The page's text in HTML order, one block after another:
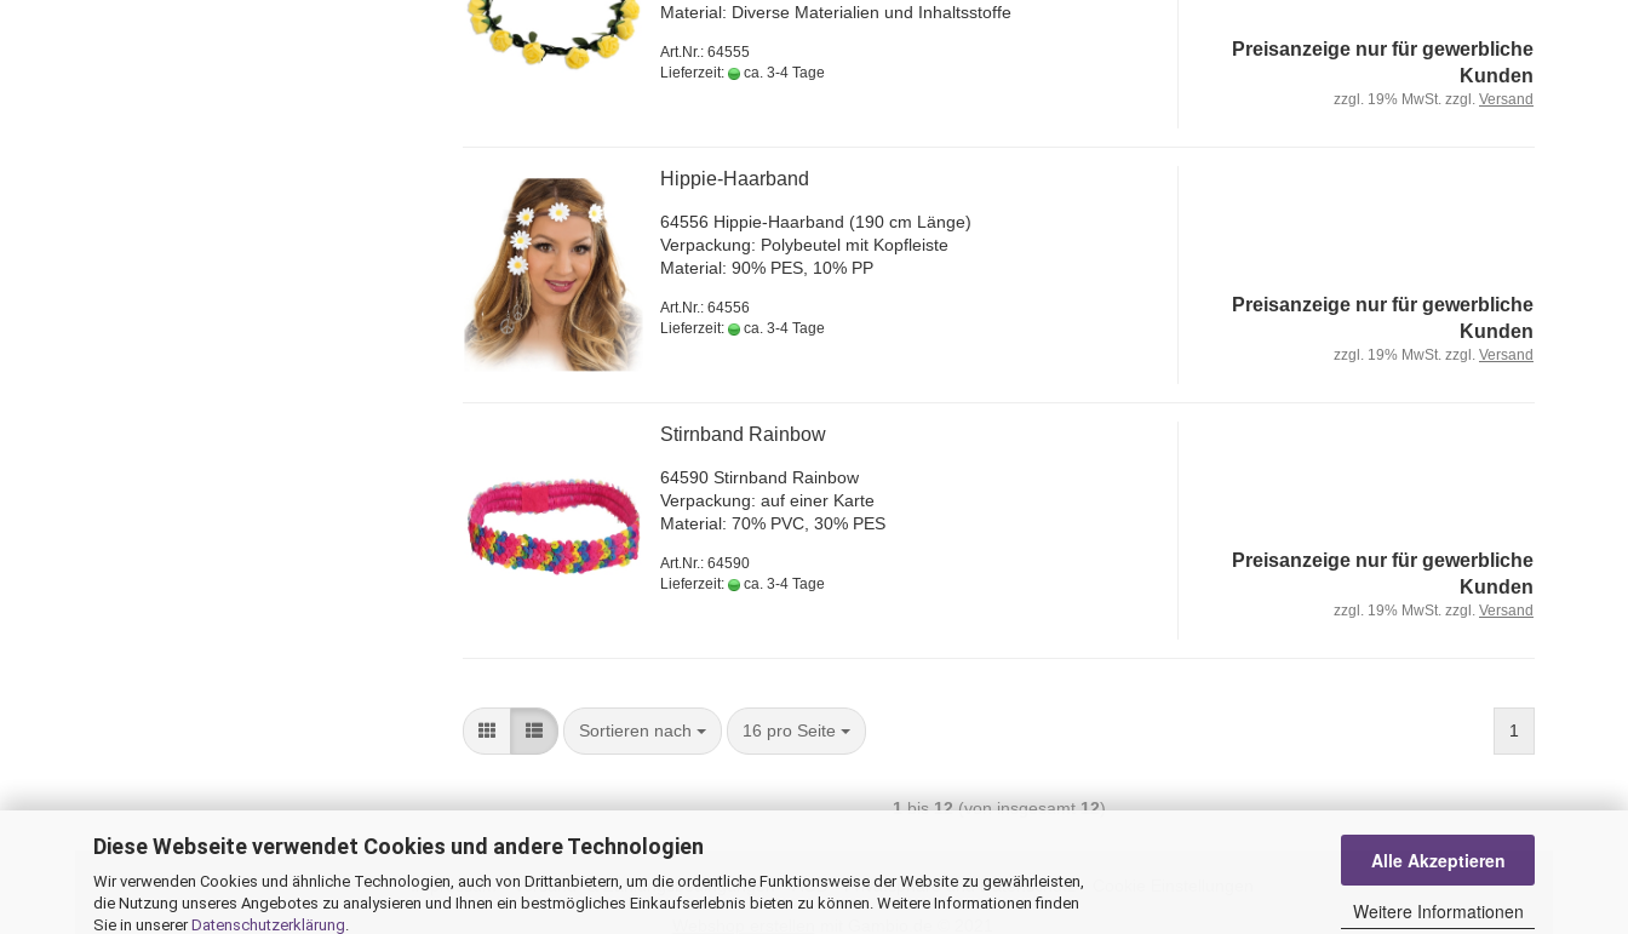
Diese Webseite verwendet Cookies und andere Technologien
Wir verwenden Cookies und ähnliche Technologien, auch von Drittanbietern, um die ordentliche Funktionsweise der Website zu gewährleisten,
die Nutzung unseres Angebotes zu analysieren und Ihnen ein bestmögliches Einkaufserlebnis bieten zu können. Weitere Informationen finden
Sie in unsererDatenschutzerklärung.
Alle Akzeptieren
Weitere Informationen
Ma­te­ri­al: Di­ver­se Ma­te­ria­li­en und In­halts­stof­fe
Art.Nr.: 64555
Lieferzeit:
ca. 3-4 Tage
Preisanzeige nur für gewerbliche
Kunden
zzgl. 19% MwSt. zzgl. Versand
Hippie-​​Haar­band
64556 Hippie-​Haarband (190 cm Länge)
Ver­pa­ckung: Po­ly­beu­tel mit Kopf­leis­te
Ma­te­ri­al: 90% PES, 10% PP
Art.Nr.: 64556
Lieferzeit:
ca. 3-4 Tage
Preisanzeige nur für gewerbliche
Kunden
zzgl. 19% MwSt. zzgl. Versand
Stirn­band Rain­bow
64590 Stirn­band Rain­bow
Ver­pa­ckung: auf einer Karte
Ma­te­ri­al: 70% PVC, 30% PES
Art.Nr.: 64590
Lieferzeit:
ca. 3-4 Tage
Preisanzeige nur für gewerbliche
Kunden
zzgl. 19% MwSt. zzgl. Versand
Sortieren nach 16 pro Seite 1
1bis12(von insgesamt12)
Impressum Versand- & Zahlungsbedingungen AGB Privatsphäre und Datenschutz